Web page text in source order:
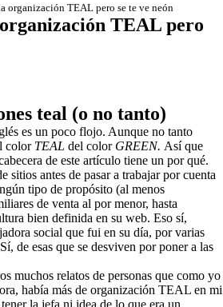
organización TEAL pero se te ve neón
TEAL pero
teal (o no tanto)
es un poco flojo. Aunque no tanto
color TEAL del color GREEN. Así que
de este artículo tiene un por qué.
sitios antes de pasar a trabajar por cuenta
tipo de propósito (al menos
de venta al por menor, hasta
bien definida en su web. Eso sí,
social que fui en su día, por varias
de esas que se desviven por poner a las
muchos relatos de personas que como yo
había más de organización TEAL en mi